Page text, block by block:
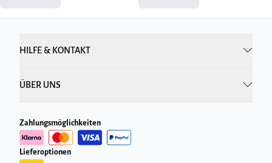
HILFE & KONTAKT
ÜBER UNS
Zahlungsmöglichkeiten
Lieferoptionen